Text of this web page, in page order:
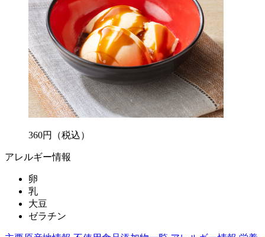
360円 （税込）
アレルギー情報
卵
乳
大豆
ゼラチン